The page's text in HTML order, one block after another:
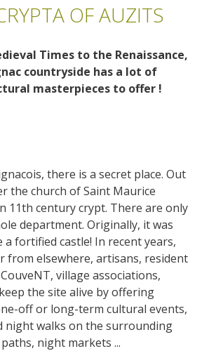
y castillo
y castillo
de
y
interes
de
y
locales
OF AUZITS
Times to the Renaissance,
countryside has a lot of
masterpieces to offer !
there is a secret place. Out
the church of Saint Maurice
11th century crypt. There are only
department. Originally, it was
a fortified castle! In recent years,
from elsewhere, artisans, resident
village associations,
the site alive by offering
off or long-term cultural events,
night walks on the surrounding
night markets ...